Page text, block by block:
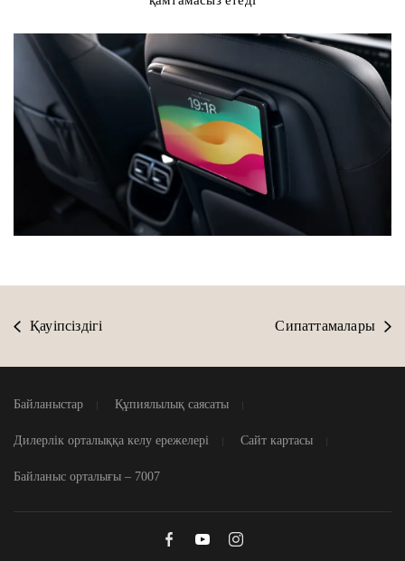
Қауіпсіздігі Сипаттамалары
Байланыстар Құпиялылық саясаты
Дилерлік орталыққа келу ережелері Сайт картасы
Байланыс орталығы – 7007